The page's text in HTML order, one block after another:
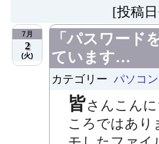
[投稿日
7月
2
(火)
「パスワード
ています…
カテゴリー パソコ
皆さんこん
ころではあり